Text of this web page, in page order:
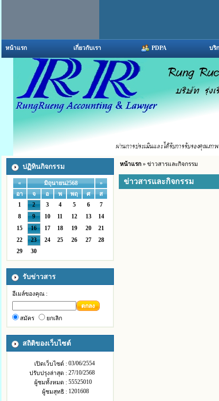
หน้าแรก เกี่ยวกับเรา PDPA บริ
ปฏิทินกิจกรรม
« มิถุนายน2568
»
อา
จ อ พ พฤ ศ
ส
1
2 3 4 5 6
7
8
9 10 11 12 13
14
15
16 17 18 19 20
21
22
23 24 25 26 27
28
29
30
รับข่าวสาร
อีเมล์ของคุณ :
ตกลง
สมัคร
ยกเลิก
สถิติของเว็บไซต์
เปิดเว็บไซต์ : 03/06/2554
ปรับปรุงล่าสุด : 27/10/2568
ผู้ชมทั้งหมด : 55525010
ผู้ชมสุทธิ : 1201608
หน้าแรก» ข่าวสารและกิจกรรม
ข่าวสารและกิจกรรม